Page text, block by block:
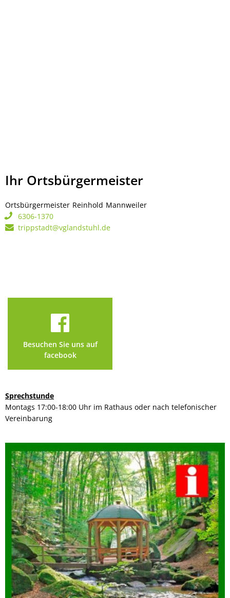
Ihr Ortsbürgermeister
Ortsbürgermeister Reinhold Mannweiler
6306-1370
trippstadt@vglandstuhl.de
Besuchen Sie uns auf
facebook
Sprechstunde
Montags 17:00-18:00 Uhr im Rathaus oder nach telefonischer
Vereinbarung